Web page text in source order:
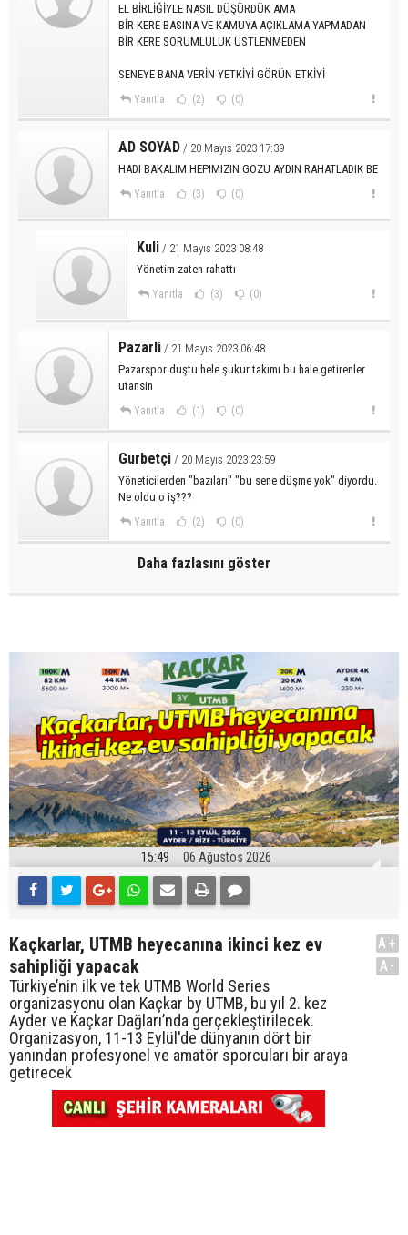
EL BİRLİĞİYLE NASIL DÜŞÜRDÜK AMA
BİR KERE BASINA VE KAMUYA AÇIKLAMA YAPMADAN
BİR KERE SORUMLULUK ÜSTLENMEDEN
SENEYE BANA VERİN YETKİYİ GÖRÜN ETKİYİ
Yanıtla (2) (0)
AD SOYAD / 20 Mayıs 2023 17:39
HADI BAKALIM HEPIMIZIN GOZU AYDIN RAHATLADIK BE
Yanıtla (3) (0)
Kuli / 21 Mayıs 2023 08:48
Yönetim zaten rahattı
Yanıtla (3) (0)
Pazarli / 21 Mayıs 2023 06:48
Pazarspor duştu hele şukur takımı bu hale getirenler
utansin
Yanıtla (1) (0)
Gurbetçi / 20 Mayıs 2023 23:59
Yöneticilerden "bazıları" "bu sene düşme yok" diyordu.
Ne oldu o iş???
Yanıtla (2) (0)
Daha fazlasını göster
15:49 06 Ağustos 2026
Kaçkarlar, UTMB heyecanına ikinci kez ev
sahipliği yapacak
Türkiye’nin ilk ve tek UTMB World Series
organizasyonu olan Kaçkar by UTMB, bu yıl 2. kez
Ayder ve Kaçkar Dağları’nda gerçekleştirilecek.
Organizasyon, 11-13 Eylül'de dünyanın dört bir
yanından profesyonel ve amatör sporcuları bir araya
getirecek
A+
A-